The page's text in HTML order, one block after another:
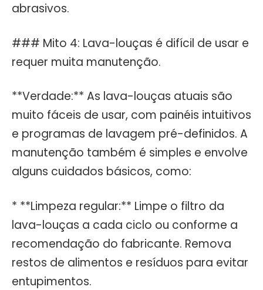
abrasivos.
### Mito 4: Lava-louças é difícil de usar e
requer muita manutenção.
**Verdade:** As lava-louças atuais são
muito fáceis de usar, com painéis intuitivos
e programas de lavagem pré-definidos. A
manutenção também é simples e envolve
alguns cuidados básicos, como:
* **Limpeza regular:** Limpe o filtro da
lava-louças a cada ciclo ou conforme a
recomendação do fabricante. Remova
restos de alimentos e resíduos para evitar
entupimentos.